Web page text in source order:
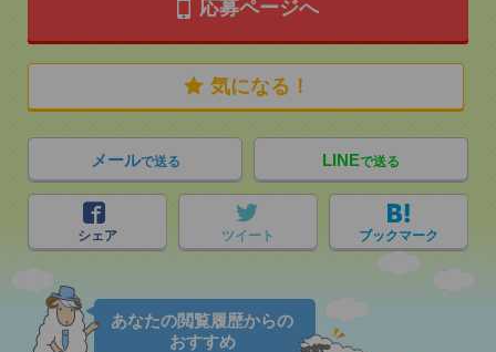
応募ページへ
気になる！
メールで送る LINEで送る
シェア ツイート ブックマーク
あなたの閲覧履歴からの
おすすめ